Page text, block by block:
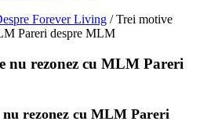
Forever Living / Trei motive
Pareri despre MLM
nu rezonez cu MLM Pareri
rezonez cu MLM Pareri